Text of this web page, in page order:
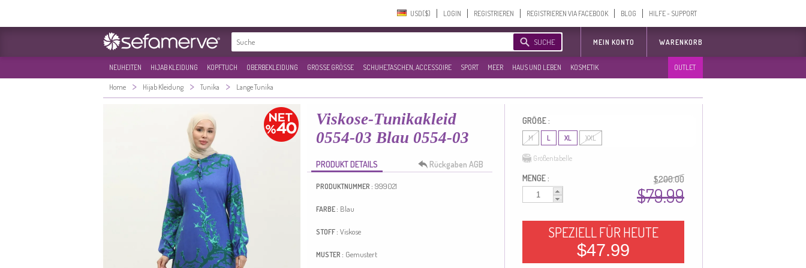
USD($)‎ LOGIN REGISTRIEREN REGISTRIEREN VIA FACEBOOK BLOG HILFE - SUPPORT
SUCHE MEIN KONTO WARENKORB
NEUHEITEN HIJAB KLEIDUNG KOPFTUCH OBERBEKLEIDUNG GROSSE GRÖSSE SCHUHE,TASCHEN, ACCESSOIRE SPORT MEER HAUS UND LEBEN KOSMETIK OUTLET
Home > Hijab Kleidung > Tunika > Lange Tunika
Viskose-Tunikakleid
0554-03 Blau 0554-03
PRODUKT DETAILS Rückgaben AGB
PRODUKTNUMMER : 999021
FARBE : Blau
STOFF : Viskose
MUSTER : Gemustert
GRÖßE :
M L XL XXL
Größentabelle
MENGE : $200.00
$79.99
SPEZIELL FÜR HEUTE
$47.99